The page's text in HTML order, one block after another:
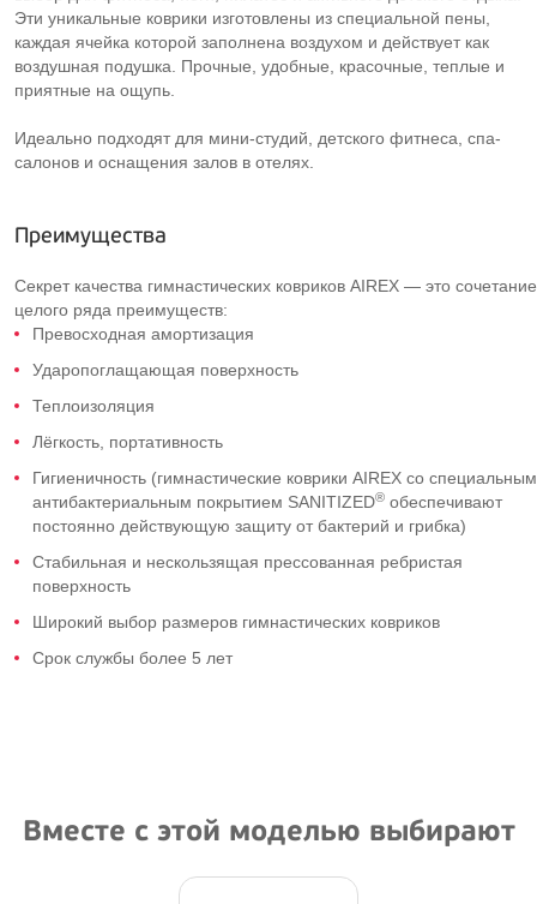
Эти уникальные коврики изготовлены из специальной пены,
каждая ячейка которой заполнена воздухом и действует как
воздушная подушка. Прочные, удобные, красочные, теплые и
приятные на ощупь.
Идеально подходят для мини-студий, детского фитнеса, спа-
салонов и оснащения залов в отелях.
Преимущества
Секрет качества гимнастических ковриков AIREX — это сочетание
целого ряда преимуществ:
Превосходная амортизация
Ударопоглащающая поверхность
Теплоизоляция
Лёгкость, портативность
Гигиеничность (гимнастические коврики AIREX со специальным
антибактериальным покрытием SANITIZED® обеспечивают
постоянно действующую защиту от бактерий и грибка)
Стабильная и нескользящая прессованная ребристая
поверхность
Широкий выбор размеров гимнастических ковриков
Срок службы более 5 лет
Вместе с этой моделью выбирают